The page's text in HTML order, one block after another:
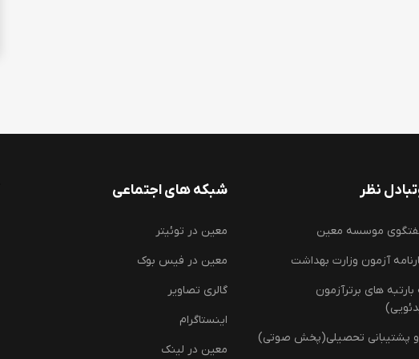
نظر
موسسه معین
آزمون وزارت بهداشت
های برترآزمون
و پشتیبانی تحصیلی(پخش صوتی)
شبکه های اجتماعی
معین در توئیتر
معین در فیس بوک
گالری تصاویر
اینستاگرام
معین در لینک